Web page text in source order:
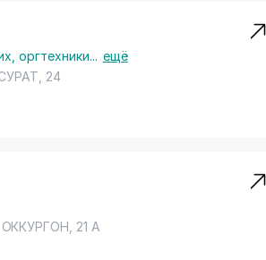
оргтехники... ещё
, 24
ОККУРГОН, 21 А